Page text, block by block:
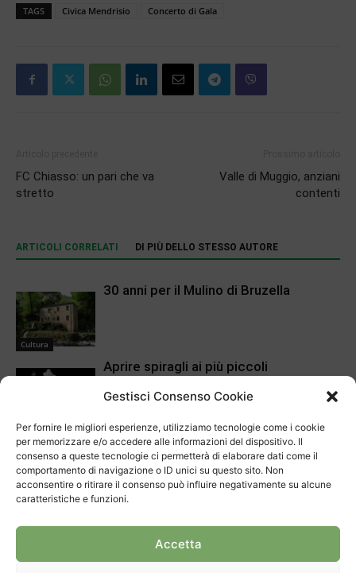
Gestisci Consenso Cookie
Per fornire le migliori esperienze, utilizziamo tecnologie come i cookie
per memorizzare e/o accedere alle informazioni del dispositivo. Il
consenso a queste tecnologie ci permetterà di elaborare dati come il
comportamento di navigazione o ID unici su questo sito. Non
acconsentire o ritirare il consenso può influire negativamente su alcune
caratteristiche e funzioni.
Accetta
TAGS Civica Mendrisio Concerto di Gala
FC Chiasso: un pari che va
stretto
Valle di Muggio, anziani
contenti
ARTICOLI CORRELATI DI PIÙ DELLO STESSO AUTORE
Cultura
30 anni per il Mulino di Bruzella
Aprire spiragli ai più piccoli
Cultura
Dieci anni di parco archeologico a
Tremona